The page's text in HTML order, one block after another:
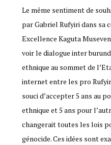
Le même sentiment de
par Gabriel Rufyiri dans sa
Excellence Kaguta
voir le dialogue inter
ethnique au sommet de
internet entre les pro
souci d’accepter 5 ans au
ethnique et 5 ans pour
changerait toutes les lois
génocide. Ces idées sont